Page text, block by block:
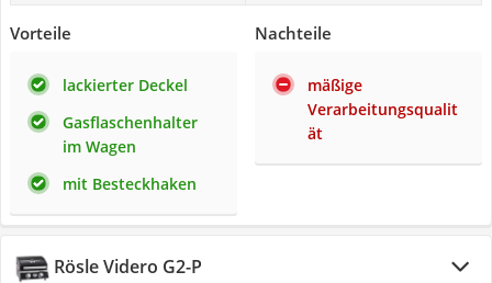
Vorteile
lackierter Deckel
Gasflaschenhalter
im Wagen
mit Besteckhaken
Nachteile
mäßige
Verarbeitungsqualit
ät
Rösle Videro G2-P